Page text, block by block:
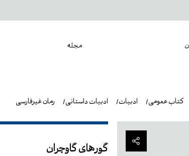
مجله
رمان غیرفارسی ادبیات داستانی ادبیات کتاب عمومی
گورهای گاوچران